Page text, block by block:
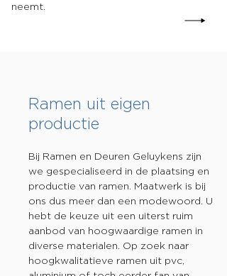
neemt.
Ramen uit eigen
productie
Bij Ramen en Deuren Geluykens zijn
we gespecialiseerd in de plaatsing en
productie van ramen. Maatwerk is bij
ons dus meer dan een modewoord. U
hebt de keuze uit een uiterst ruim
aanbod van hoogwaardige ramen in
diverse materialen. Op zoek naar
hoogkwalitatieve ramen uit pvc,